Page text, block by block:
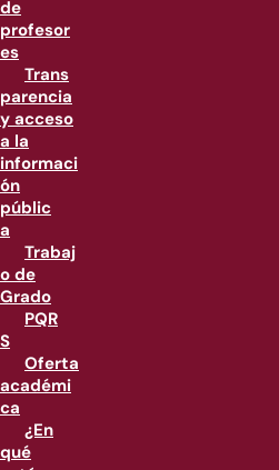
de
profesor
es
Trans
parencia
y acceso
a la
informaci
ón
públic
a
Trabaj
o de
Grado
PQR
S
Oferta
académi
ca
¿En
qué